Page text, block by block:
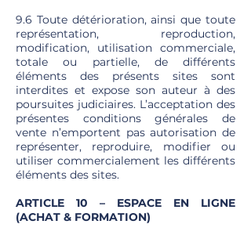
9.6 Toute détérioration, ainsi que toute
représentation, reproduction,
modification, utilisation commerciale,
totale ou partielle, de différents
éléments des présents sites sont
interdites et expose son auteur à des
poursuites judiciaires. L’acceptation des
présentes conditions générales de
vente n’emportent pas autorisation de
représenter, reproduire, modifier ou
utiliser commercialement les différents
éléments des sites.
ARTICLE 10 – ESPACE EN LIGNE
(ACHAT & FORMATION)